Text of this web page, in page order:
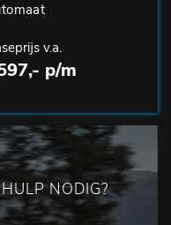
v.a.
p/m
NODIG?